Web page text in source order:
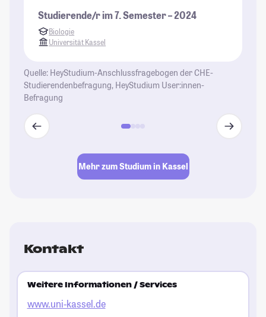
Studierende/r im 7. Semester – 2024
Biologie
Universität Kassel
Quelle: HeyStudium-Anschlussfragebogen der CHE-
Studierendenbefragung, HeyStudium User:innen-
Befragung
Mehr zum Studium in Kassel
Kontakt
Weitere Informationen / Services
www.uni-kassel.de